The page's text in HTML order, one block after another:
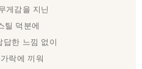
게감을 지닌
틸 덕분에
답한 느낌 없이
락에 끼워